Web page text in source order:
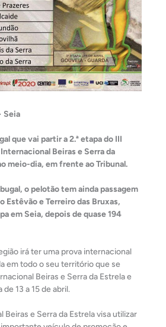
Seia
que vai partir a 2.ª etapa do III
Beiras e Serra da
meio-dia, em frente ao Tribunal.
o pelotão tem ainda passagem
Estêvão e Terreiro das Bruxas,
em Seia, depois de quase 194
irá ter uma prova internacional
em todo o seu território que se
Beiras e Serra da Estrela e
13 a 15 de abril.
Beiras e Serra da Estrela visa utilizar